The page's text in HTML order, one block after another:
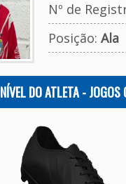
Nº de
Posição: Ala
NÍVEL DO ATLETA - JOGOS